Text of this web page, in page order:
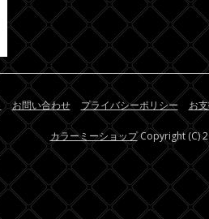
お問い合わせ プライバシーポリシー お
カラーミーショップCopyright (C)